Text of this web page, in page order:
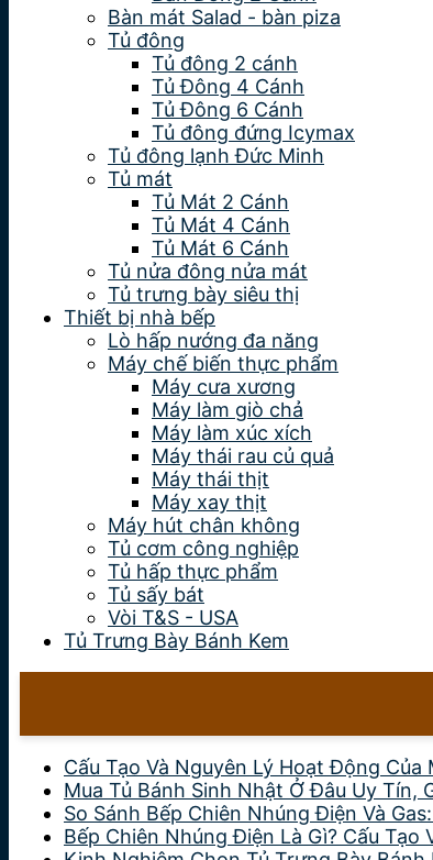
Bàn mát Salad - bàn piza
Tủ đông
Tủ đông 2 cánh
Tủ Đông 4 Cánh
Tủ Đông 6 Cánh
Tủ đông đứng Icymax
Tủ đông lạnh Đức Minh
Tủ mát
Tủ Mát 2 Cánh
Tủ Mát 4 Cánh
Tủ Mát 6 Cánh
Tủ nửa đông nửa mát
Tủ trưng bày siêu thị
Thiết bị nhà bếp
Lò hấp nướng đa năng
Máy chế biến thực phẩm
Máy cưa xương
Máy làm giò chả
Máy làm xúc xích
Máy thái rau củ quả
Máy thái thịt
Máy xay thịt
Máy hút chân không
Tủ cơm công nghiệp
Tủ hấp thực phẩm
Tủ sấy bát
Vòi T&S - USA
Tủ Trưng Bày Bánh Kem
Cấu Tạo Và Nguyên Lý Hoạt Động Của
Mua Tủ Bánh Sinh Nhật Ở Đâu Uy Tín,
So Sánh Bếp Chiên Nhúng Điện Và
Bếp Chiên Nhúng Điện Là Gì? Cấu Tạo